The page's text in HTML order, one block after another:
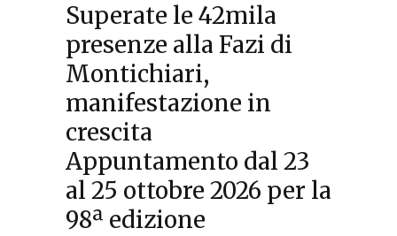
Superate le 42mila
presenze alla Fazi di
Montichiari,
manifestazione in
crescita
Appuntamento dal 23
al 25 ottobre 2026 per la
98ª edizione